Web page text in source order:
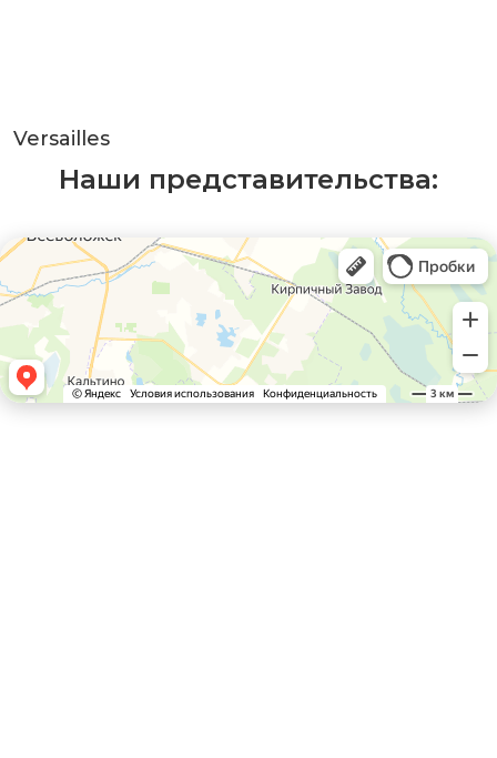
Versailles
Наши представительства: